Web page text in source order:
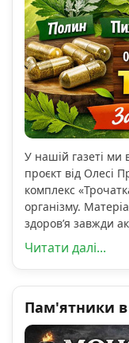
У нашій газеті ми
проєкт від Олесі
комплекс
організму.
здоров’я завжди
Читати далі...
Пам'ятники